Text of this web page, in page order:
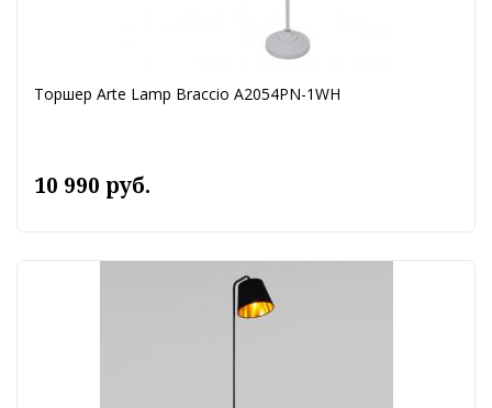
Торшер Arte Lamp Braccio A2054PN-1WH
10 990 руб.